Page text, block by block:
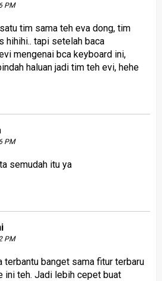
PM
tim sama teh eva dong, tim
hihihi.. tapi setelah baca
mengenai bca keyboard ini,
haluan jadi tim teh evi, hehe
PM
semudah itu ya
PM
terbantu banget sama fitur terbaru
ini teh. Jadi lebih cepet buat